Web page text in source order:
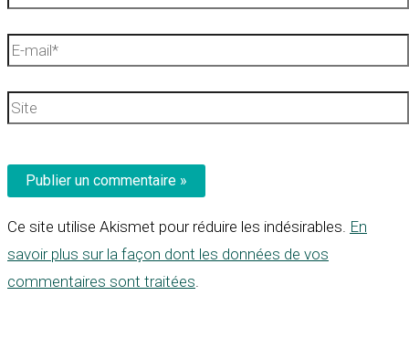
E-
Site
Ce site utilise Akismet pour réduire les indésirables. En
savoir plus sur la façon dont les données de vos
commentaires sont traitées